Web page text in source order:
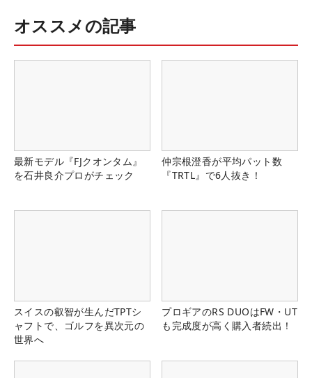
オススメの記事
最新モデル『FJクオンタム』
を石井良介プロがチェック
仲宗根澄香が平均パット数
『TRTL』で6人抜き！
スイスの叡智が生んだTPTシ
ャフトで、ゴルフを異次元の
世界へ
プロギアのRS DUOはFW・UT
も完成度が高く購入者続出！